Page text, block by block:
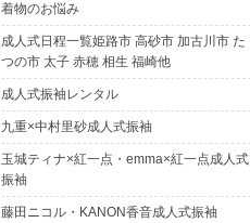
着物のお悩み
成人式日程一覧姫路市 高砂市 加古川市 た
つの市 太子 赤穂 相生 福崎他
成人式振袖レンタル
九重×中村里砂成人式振袖
玉城ティナ×紅一点・emma×紅一点成人式
振袖
藤田ニコル・KANON香音成人式振袖